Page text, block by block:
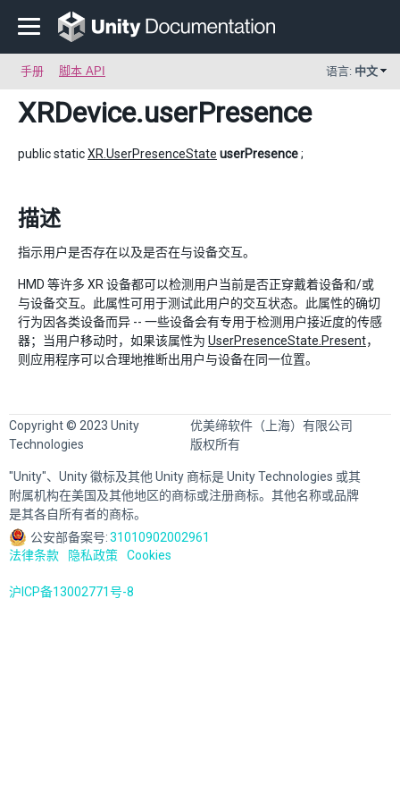
手册 脚本 API 语言: 中文
XRDevice.userPresence
public staticXR.UserPresenceState userPresence;
描述
指示用户是否存在以及是否在与设备交互。
HMD 等许多 XR 设备都可以检测用户当前是否正穿戴着设备和/或
与设备交互。此属性可用于测试此用户的交互状态。此属性的确切
行为因各类设备而异 -- 一些设备会有专用于检测用户接近度的传感
器；当用户移动时，如果该属性为 UserPresenceState.Present，
则应用程序可以合理地推断出用户与设备在同一位置。
Copyright © 2023 Unity
Technologies
优美缔软件（上海）有限公司
版权所有
"Unity"、Unity 徽标及其他 Unity 商标是 Unity Technologies 或其
附属机构在美国及其他地区的商标或注册商标。其他名称或品牌
是其各自所有者的商标。
公安部备案号:31010902002961
法律条款
隐私政策 Cookies
沪ICP备13002771号-8